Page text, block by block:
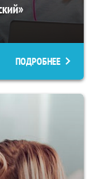
ПОДРОБНЕЕ